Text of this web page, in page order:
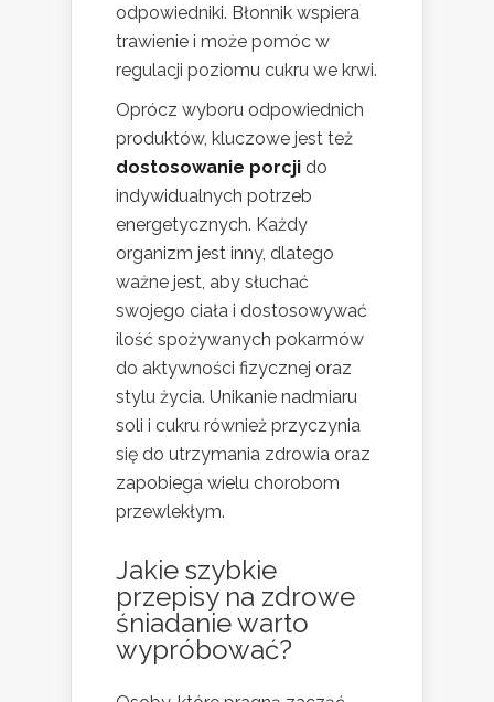
odpowiedniki. Błonnik wspiera
trawienie i może pomóc w
regulacji poziomu cukru we krwi.
Oprócz wyboru odpowiednich
produktów, kluczowe jest też
dostosowanie porcji do
indywidualnych potrzeb
energetycznych. Każdy
organizm jest inny, dlatego
ważne jest, aby słuchać
swojego ciała i dostosowywać
ilość spożywanych pokarmów
do aktywności fizycznej oraz
stylu życia. Unikanie nadmiaru
soli i cukru również przyczynia
się do utrzymania zdrowia oraz
zapobiega wielu chorobom
przewlekłym.
Jakie szybkie
przepisy na zdrowe
śniadanie warto
wypróbować?